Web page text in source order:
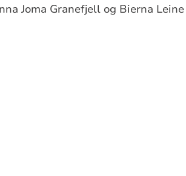
Joma Granefjell og Bierna Leine